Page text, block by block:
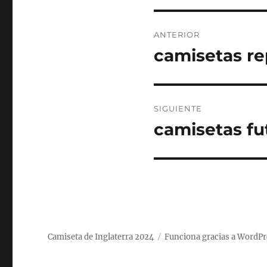
de
ANTERIOR
Entrada
camisetas
SIGUIENTE
Entrada
camisetas
Camiseta de Inglaterra 2024 Funciona gracias a